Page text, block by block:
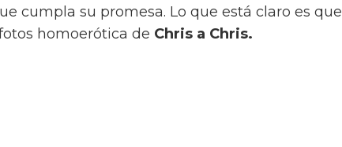
cumpla su promesa. Lo que está claro es que
homoerótica de Chris a Chris.